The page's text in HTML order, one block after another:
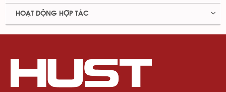
HOẠT ĐỘNG HỢP TÁC